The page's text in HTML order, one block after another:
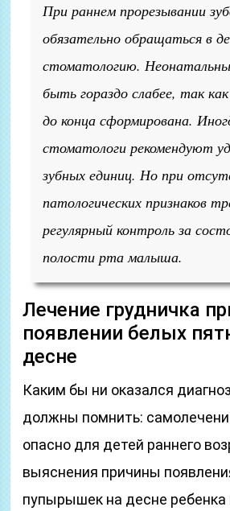
При раннем прорезывании
обязательно обращаться в
стоматологию.
быть гораздо слабее, так
до конца сформирована.
стоматологи рекомендуют
зубных единиц. Но при
патологических признаков
регулярный контроль за
полости рта малыша.
Лечение грудничка
появлении белых
десне
Каким бы ни оказался
должны помнить:
опасно для детей раннего
выяснения причины
пупырышек на десне ребенка